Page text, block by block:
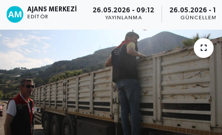
AJANS MERKEZI
EDITÖR
26.05.2026 - 09:12
YAYINLANMA
26.05.2026 -
GÜNCELLEME